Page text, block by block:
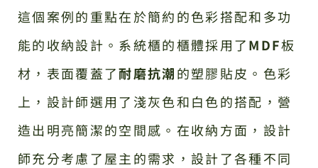
這個案例的重點在於簡約的色彩搭配和多功
能的收納設計。系統櫃的櫃體採用了MDF板
材，表面覆蓋了耐磨抗潮的塑膠貼皮。色彩
上，設計師選用了淺灰色和白色的搭配，營
造出明亮簡潔的空間感。在收納方面，設計
師充分考慮了屋主的需求，設計了各種不同